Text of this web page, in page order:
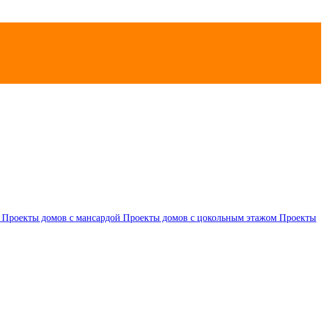
Проекты домов с мансардой Проекты домов с цокольным этажом Проекты